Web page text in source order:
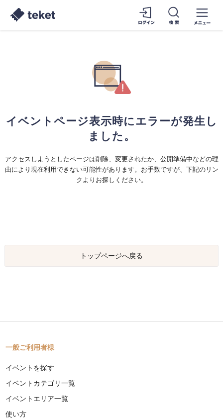
イベントページ表示時にエラーが発生し
ました。
アクセスしようとしたページは削除、変更されたか、公開準備中などの理
由により現在利用できない可能性があります。お手数ですが、下記のリン
クよりお探しください。
トップページへ戻る
一般ご利用者様
イベントを探す
イベントカテゴリ一覧
イベントエリア一覧
使い方